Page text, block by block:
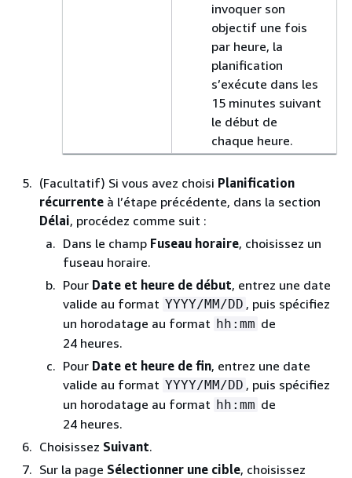
invoquer son
objectif une fois
par heure, la
planification
s’exécute dans les
15 minutes suivant
le début de
chaque heure.
(Facultatif) Si vous avez choisi Planification
récurrente à l’étape précédente, dans la section
Délai, procédez comme suit :
Dans le champ Fuseau horaire, choisissez un
fuseau horaire.
Pour Date et heure de début, entrez une date
valide au format YYYY/MM/DD , puis spécifiez
un horodatage au format hh:mm de
24 heures.
Pour Date et heure de fin, entrez une date
valide au format YYYY/MM/DD , puis spécifiez
un horodatage au format hh:mm de
24 heures.
Choisissez Suivant.
Sur la page Sélectionner une cible, choisissez